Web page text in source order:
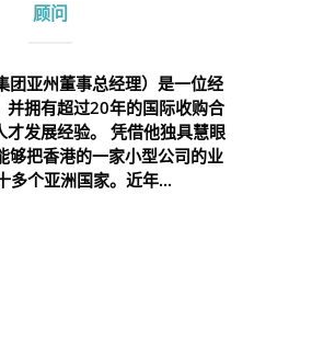
顾问
团亚州董事总经理）是一位经
并拥有超过20年的国际收购合
才发展经验。 凭借他独具慧眼
够把香港的一家小型公司的业
多个亚洲国家。近年...